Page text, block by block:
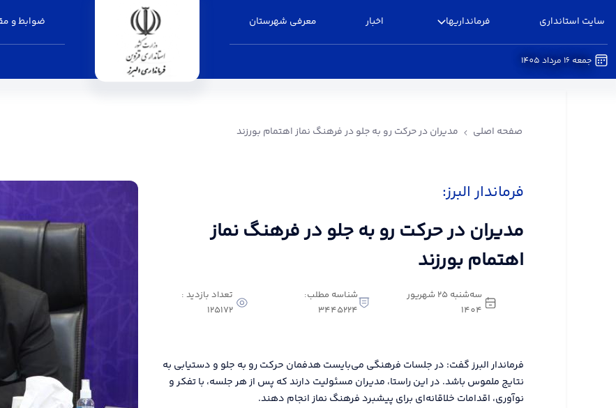
سایت استانداری فرمانداریها اخبار معرفی شهرستان ضوابط و
جمعه 16 مرداد 1405
صفحه اصلی مدیران در حرکت رو به جلو در فرهنگ نماز اهتمام بورزند
فرماندار البرز:
مدیران در حرکت رو به جلو در فرهنگ نماز
اهتمام بورزند
سه‌شنبه 25 شهریور
1404
شناسه مطلب:
3445224
تعداد بازدید :
125172
فرماندار البرز گفت: در جلسات فرهنگی می‌بایست هدفمان حرکت رو به جلو و دستیابی به
نتایج ملموس باشد. در این راستا، مدیران مسئولیت دارند که پس از هر جلسه، با تفکر و
نوآوری، اقدامات خلاقانه‌ای برای پیشبرد فرهنگ نماز انجام دهند.